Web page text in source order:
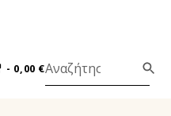
takoyni
0,00 €